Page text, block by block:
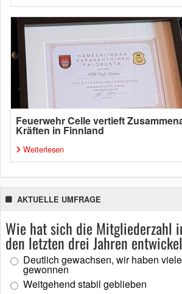
Feuerwehr Celle vertieft
Kräften in Finnland
Weiterlesen
AKTUELLE UMFRAGE
Wie hat sich die Mitgliederzahl
den letzten drei Jahren
Deutlich gewachsen, wir haben
gewonnen
Weitgehend stabil geblieben